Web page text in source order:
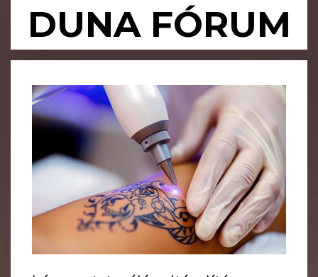
DUNA FÓRUM
Primary
Menu